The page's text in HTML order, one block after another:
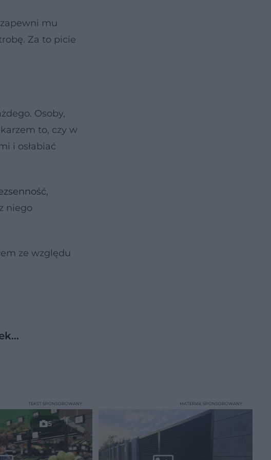
mu
Za to picie
Osoby,
to, czy w
i osłabiać
,
niego
ze względu
5
TEKST SPONSOROWANY MATERIAŁ SPONSOROWANY